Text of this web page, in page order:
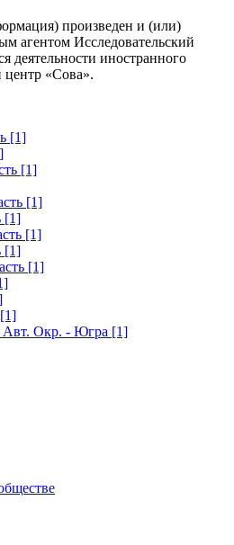
произведен и (или)
агентом Исследовательский
деятельности иностранного
центр «Сова».
[1]
[1]
[1]
[1]
[1]
[1]
[1]
Окр. - Югра [1]